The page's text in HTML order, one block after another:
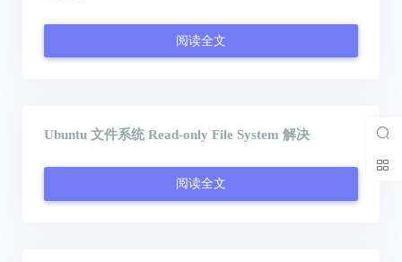
阅读全文
Ubuntu 文件系统 Read-only File System 解决
阅读全文